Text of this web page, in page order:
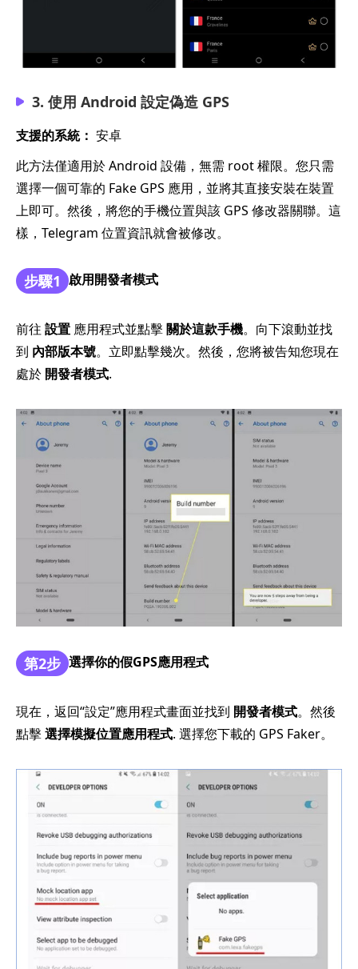
3. 使用 Android 設定偽造 GPS
支援的系統： 安卓
此方法僅適用於 Android 設備，無需 root 權限。您只需
選擇一個可靠的 Fake GPS 應用，並將其直接安裝在裝置
上即可。然後，將您的手機位置與該 GPS 修改器關聯。這
樣，Telegram 位置資訊就會被修改。
步驟1 啟用開發者模式
前往設置 應用程式並點擊關於這款手機。向下滾動並找
到 內部版本號。立即點擊幾次。然後，您將被告知您現在
處於 開發者模式.
第2步 選擇你的假GPS應用程式
現在，返回“設定”應用程式畫面並找到 開發者模式。然後
點擊選擇模擬位置應用程式. 選擇您下載的 GPS Faker。